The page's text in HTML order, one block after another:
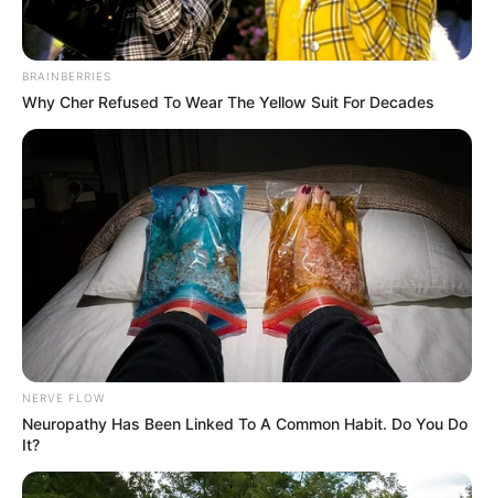
Die schönsten Ausflugsziele und
Sehenswürdigkeiten in Sachsen-Anhalt:
BRAINBERRIES
Why Cher Refused To Wear The Yellow Suit For Decades
NERVE FLOW
Neuropathy Has Been Linked To A Common Habit. Do You Do
It?